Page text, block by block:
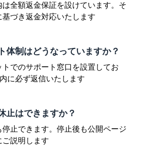
は全額返金保証を設けています。そ
づき返金対応いたします
体制はどうなっていますか？
トでのサポート窓口を設置してお
に必ず返信いたします
止はできますか？
停止できます。停止後も公開ページ
説明します